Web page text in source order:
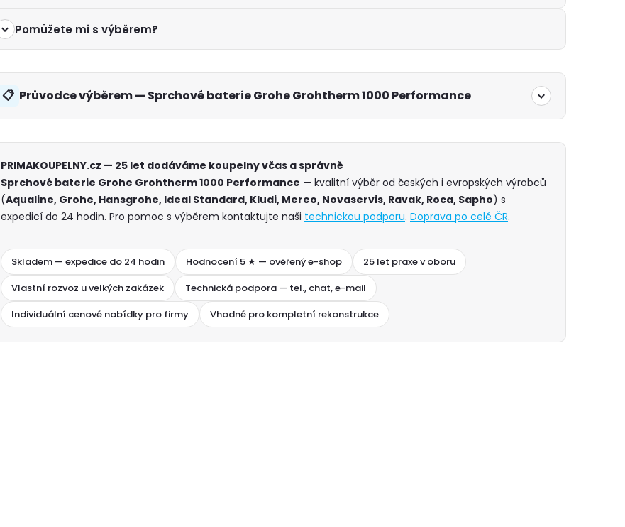
Pomůžete mi s výběrem?
Průvodce výběrem — Sprchové baterie Grohe Grohtherm 1000 Performance
PRIMAKOUPELNY.cz — 25 let dodáváme koupelny včas a správně
Sprchové baterie Grohe Grohtherm 1000 Performance — kvalitní výběr od českých i evropských výrobců
(Aqualine, Grohe, Hansgrohe, Ideal Standard, Kludi, Mereo, Novaservis, Ravak, Roca, Sapho) s
expedicí do 24 hodin. Pro pomoc s výběrem kontaktujte naši technickou podporu. Doprava po celé ČR.
Skladem — expedice do 24 hodin Hodnocení 5 ★ — ověřený e-shop
25 let praxe v oboru
Vlastní rozvoz u velkých zakázek
Technická podpora — tel., chat, e-mail
Individuální cenové nabídky pro firmy
Vhodné pro kompletní rekonstrukce